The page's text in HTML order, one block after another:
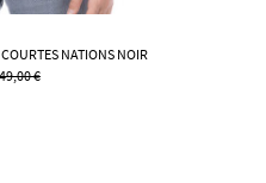
NATIONS NOIR
49,00 €